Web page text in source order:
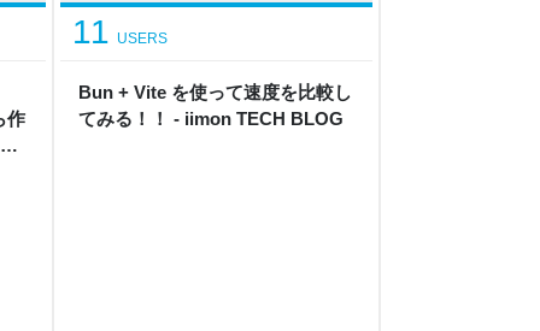
作
Bun + Vite を使って速度を比較し
てみる！！ - iimon TECH BLOG
11 USERS